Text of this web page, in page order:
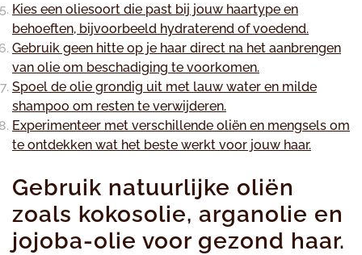
Kies een oliesoort die past bij jouw haartype en
behoeften, bijvoorbeeld hydraterend of voedend.
Gebruik geen hitte op je haar direct na het aanbrengen
van olie om beschadiging te voorkomen.
Spoel de olie grondig uit met lauw water en milde
shampoo om resten te verwijderen.
Experimenteer met verschillende oliën en mengsels om
te ontdekken wat het beste werkt voor jouw haar.
Gebruik natuurlijke oliën
zoals kokosolie, arganolie en
jojoba-olie voor gezond haar.